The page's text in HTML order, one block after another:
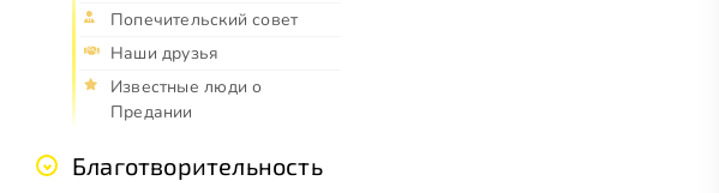
Попечительский совет
Наши друзья
Известные люди о
Предании
Благотворительность